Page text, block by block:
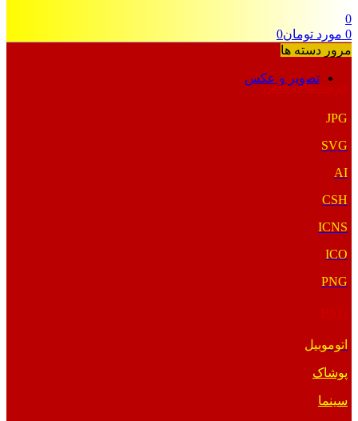
0
0 مورد تومان0
مرور دسته ها
تصویر و عکس
فرمت‌های خاص
JPG
SVG
AI
CSH
ICNS
ICO
PNG
اتوموبیل
پوشاک
سینما